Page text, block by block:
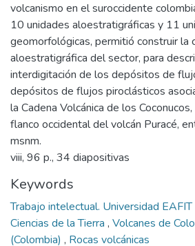
volcanismo en el suroccidente
10 unidades aloestratigráficas y 11
geomorfológicas, permitió construir la
aloestratigráfica del sector, para
interdigitación de los depósitos de
depósitos de flujos piroclásticos
la Cadena Volcánica de los
flanco occidental del volcán Puracé,
msnm.
viii, 96 p., 34 diapositivas
Keywords
Trabajo intelectual. Universidad EAFIT
Ciencias de la Tierra , Volcanes de
(Colombia) , Rocas volcánicas